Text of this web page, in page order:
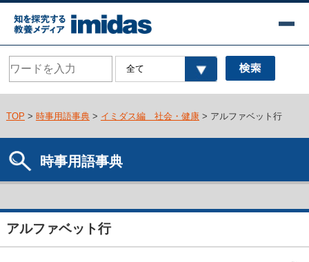
TOP > 時事用語事典> イミダス編 社会・健康> アルファベット行
時事用語事典
アルファベット行